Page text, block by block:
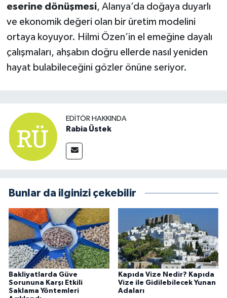
eserine dönüşmesi, Alanya’da doğaya duyarlı
ve ekonomik değeri olan bir üretim modelini
ortaya koyuyor. Hilmi Özen’in el emeğine dayalı
çalışmaları, ahşabın doğru ellerde nasıl yeniden
hayat bulabileceğini gözler önüne seriyor.
EDITÖR HAKKINDA
Rabia Üstek
Bunlar da ilginizi çekebilir
Bakliyatlarda Güve
Sorununa Karşı Etkili
Saklama Yöntemleri
Kapıda Vize Nedir? Kapıda
Vize ile Gidilebilecek Yunan
Adaları